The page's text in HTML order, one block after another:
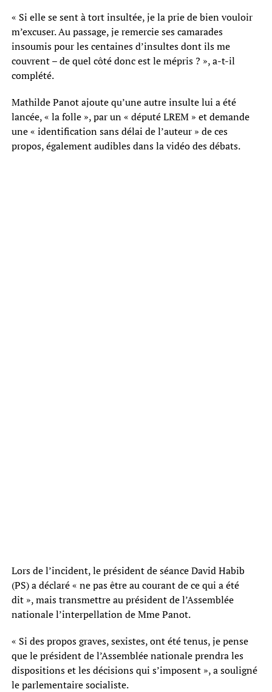
« Si elle se sent à tort insultée, je la prie de bien vouloir
m’excuser. Au passage, je remercie ses camarades
insoumis pour les centaines d’insultes dont ils me
couvrent – de quel côté donc est le mépris ? », a-t-il
complété.
Mathilde Panot ajoute qu’une autre insulte lui a été
lancée, « la folle », par un « député LREM » et demande
une « identification sans délai de l’auteur » de ces
propos, également audibles dans la vidéo des débats.
Lors de l’incident, le président de séance David Habib
(PS) a déclaré « ne pas être au courant de ce qui a été
dit », mais transmettre au président de l’Assemblée
nationale l’interpellation de Mme Panot.
« Si des propos graves, sexistes, ont été tenus, je pense
que le président de l’Assemblée nationale prendra les
dispositions et les décisions qui s’imposent », a souligné
le parlementaire socialiste.